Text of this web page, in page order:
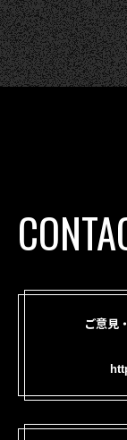
ご意見